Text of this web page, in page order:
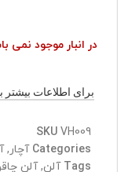
در انبار موجود نمی
برای اطلاعات بیشتر با
SKU VH009
Categories آچار,
Tags آلن,آلن